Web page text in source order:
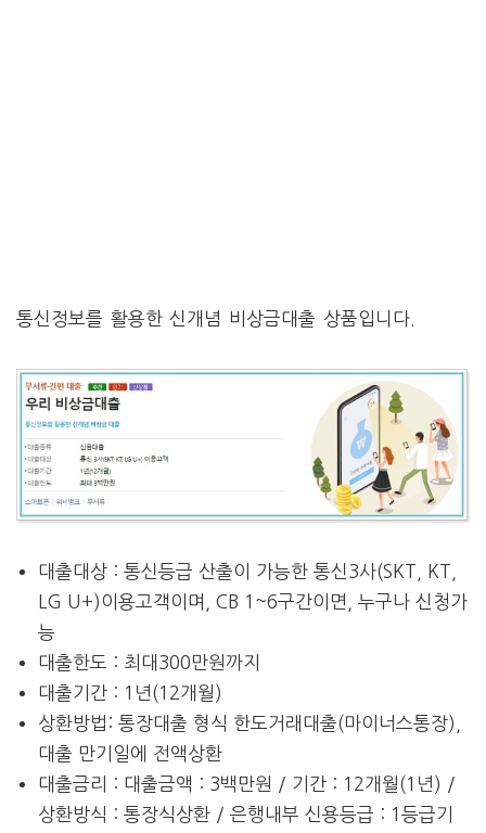
통신정보를 활용한 신개념 비상금대출 상품입니다.
대출대상 : 통신등급 산출이 가능한 통신3사(SKT, KT,
LG U+)이용고객이며, CB 1~6구간이면, 누구나 신청가
능
대출한도 : 최대300만원까지
대출기간 : 1년(12개월)
상환방법: 통장대출 형식 한도거래대출(마이너스통장),
대출 만기일에 전액상환
대출금리 : 대출금액 : 3백만원 / 기간 : 12개월(1년) /
상환방식 : 통장식상환 / 은행내부 신용등급 : 1등급기